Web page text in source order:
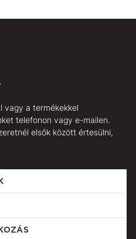
vagy a termékekkel
telefonon vagy e-mailen.
elsők között értesülni,